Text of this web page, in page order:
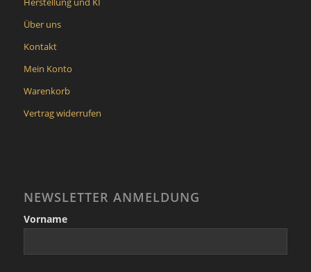
Über uns
Kontakt
Mein Konto
Warenkorb
Vertrag widerrufen
NEWSLETTER ANMELDUNG
Vorname